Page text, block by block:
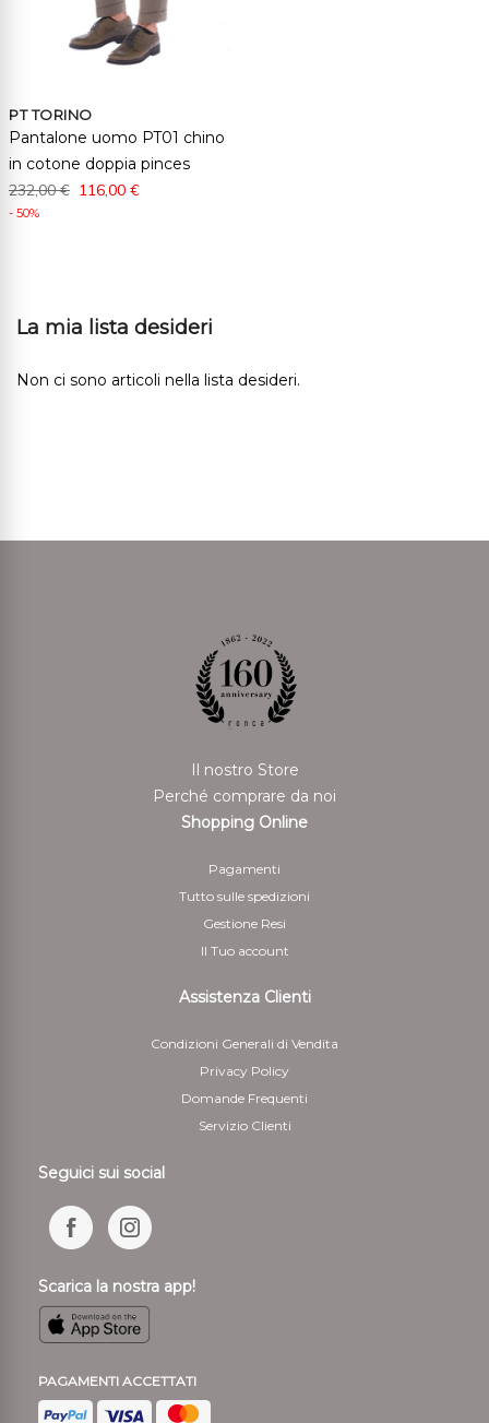
PT TORINO
Pantalone uomo PT01 chino
in cotone doppia pinces
232,00 € 116,00 €
- 50%
La mia lista desideri
Non ci sono articoli nella lista desideri.
Il nostro Store
Perché comprare da noi
Shopping Online
Pagamenti
Tutto sulle spedizioni
Gestione Resi
Il Tuo account
Assistenza Clienti
Condizioni Generali di Vendita
Privacy Policy
Domande Frequenti
Servizio Clienti
Seguici sui social
Scarica la nostra app!
PAGAMENTI ACCETTATI